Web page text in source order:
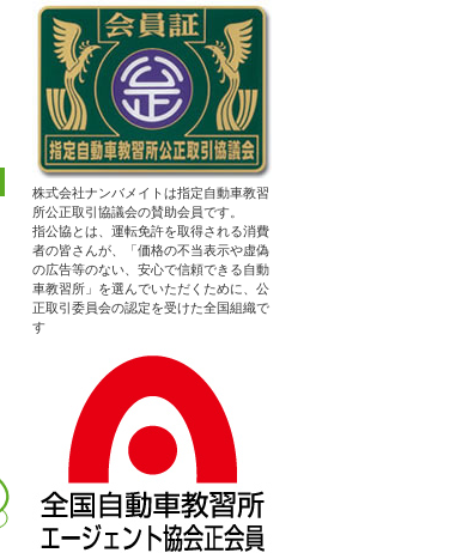
株式会社ナンバメイトは指定自動車教習
所公正取引協議会の賛助会員です。
指公協とは、運転免許を取得される消費
者の皆さんが、「価格の不当表示や虚偽
の広告等のない、安心で信頼できる自動
車教習所」を選んでいただくために、公
正取引委員会の認定を受けた全国組織で
す